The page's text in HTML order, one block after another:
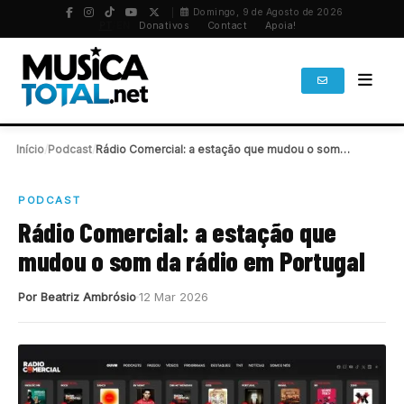
Domingo, 9 de Agosto de 2026
Donativos Contact Apoia!
Início Podcast Rádio Comercial: a estação que mudou o som…
PODCAST
Rádio Comercial: a estação que
mudou o som da rádio em Portugal
Por Beatriz Ambrósio12 Mar 2026